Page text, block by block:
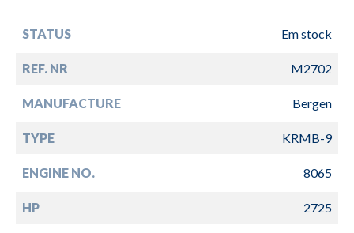
STATUS Em stock
REF. NR M2702
MANUFACTURE Bergen
TYPE KRMB-9
ENGINE NO. 8065
HP 2725